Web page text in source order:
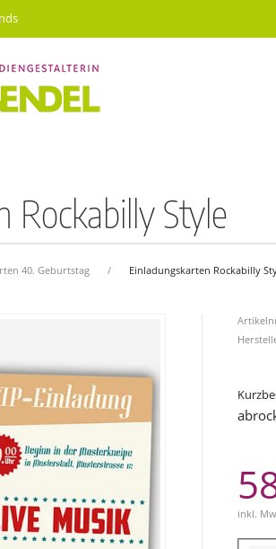
Rockabilly Style
40. Geburtstag Einladungskarten Rockabilly
inkl.